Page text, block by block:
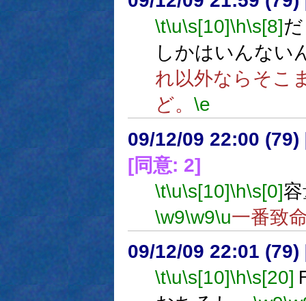
\t\u\s[10]\h\s[8]
しかはいんない
れ以外ならそこ
ど。 \e
09/12/09 22:00 (79)
[同意: 2]
\t\u\s[10]\h\s[0]
\w9\w9\u一番致
09/12/09 22:01 (79)
\t\u\s[10]\h\s[20]